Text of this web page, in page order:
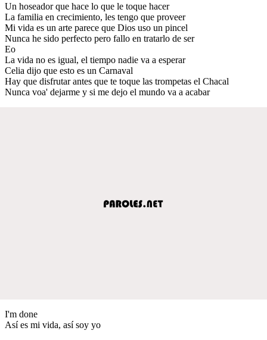
Un hoseador que hace lo que le toque hacer
La familia en crecimiento, les tengo que proveer
Mi vida es un arte parece que Dios uso un pincel
Nunca he sido perfecto pero fallo en tratarlo de ser
Eo
La vida no es igual, el tiempo nadie va a esperar
Celia dijo que esto es un Carnaval
Hay que disfrutar antes que te toque las trompetas el Chacal
Nunca voa' dejarme y si me dejo el mundo va a acabar
I'm done
Así es mi vida, así soy yo